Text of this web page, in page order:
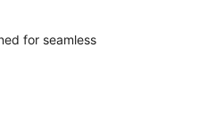
for seamless